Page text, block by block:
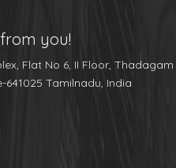
you!
Flat No 6, II Floor, Thadagam
Tamilnadu, India